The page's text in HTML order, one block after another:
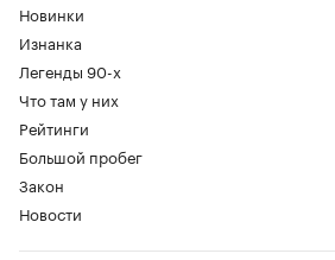
Новинки
Изнанка
Легенды 90-х
Что там у них
Рейтинги
Большой пробег
Закон
Новости